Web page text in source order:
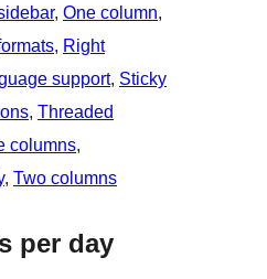
, One column
, Right
support, Sticky
, Threaded
columns
, Two columns
per day